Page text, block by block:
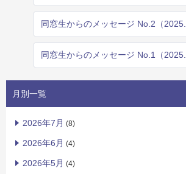
同窓生からのメッセージ No.2（
同窓生からのメッセージ No.1（
月別一覧
2026年7月 (8)
2026年6月 (4)
2026年5月 (4)